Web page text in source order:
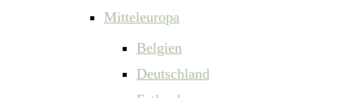
Mitteleuropa
Belgien
Deutschland